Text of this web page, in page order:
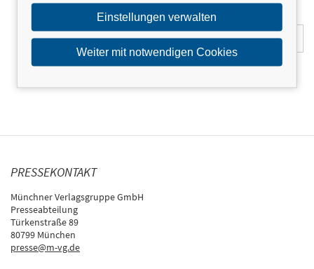
PRESSEKONTAKT
Münchner Verlagsgruppe GmbH
Presseabteilung
Türkenstraße 89
80799 München
presse@m-vg.de
Einstellungen verwalten
Weiter mit notwendigen Cookies